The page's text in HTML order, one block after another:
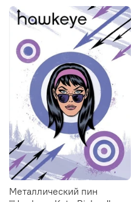
Металлический пин